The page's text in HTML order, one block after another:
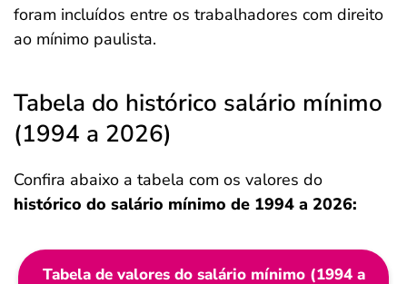
foram incluídos entre os trabalhadores com direito
ao mínimo paulista.
Tabela do histórico salário mínimo
(1994 a 2026)
Confira abaixo a tabela com os valores do
histórico do salário mínimo de 1994 a 2026:
Tabela de valores do salário mínimo (1994 a